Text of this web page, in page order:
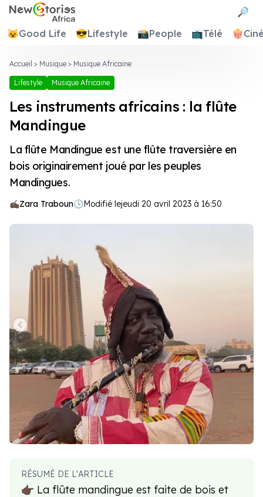
Newstories Africa
🔎
😺Good Life 😎Lifestyle 📸People 📺Télé 🍿
Accueil > Musique > Musique Africaine
Lifestyle Musique Africaine
Les instruments africains : la flûte
Mandingue
La flûte Mandingue est une flûte traversière en
bois originairement joué par les peuples
Mandingues.
Zara Traboun🕓Modifié lejeudi 20 avril 2023 à 16:50
RÉSUMÉ DE L'ARTICLE
👉🏿 La flûte mandingue est faite de bois et